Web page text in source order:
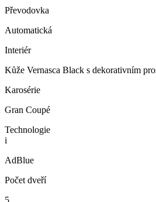
Převodovka
Automatická
Interiér
Kůže Vernasca Black s dekorativním
Karosérie
Gran Coupé
Technologie
i
AdBlue
Počet dveří
5